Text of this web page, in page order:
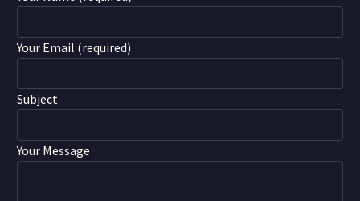
Your Email (required)
Subject
Your Message